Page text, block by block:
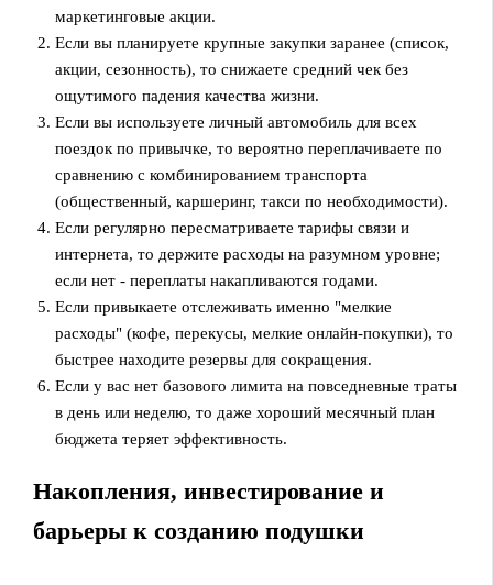
маркетинговые акции.
Если вы планируете крупные закупки заранее (список,
акции, сезонность), то снижаете средний чек без
ощутимого падения качества жизни.
Если вы используете личный автомобиль для всех
поездок по привычке, то вероятно переплачиваете по
сравнению с комбинированием транспорта
(общественный, каршеринг, такси по необходимости).
Если регулярно пересматриваете тарифы связи и
интернета, то держите расходы на разумном уровне;
если нет - переплаты накапливаются годами.
Если привыкаете отслеживать именно "мелкие
расходы" (кофе, перекусы, мелкие онлайн‑покупки), то
быстрее находите резервы для сокращения.
Если у вас нет базового лимита на повседневные траты
в день или неделю, то даже хороший месячный план
бюджета теряет эффективность.
Накопления, инвестирование и
барьеры к созданию подушки